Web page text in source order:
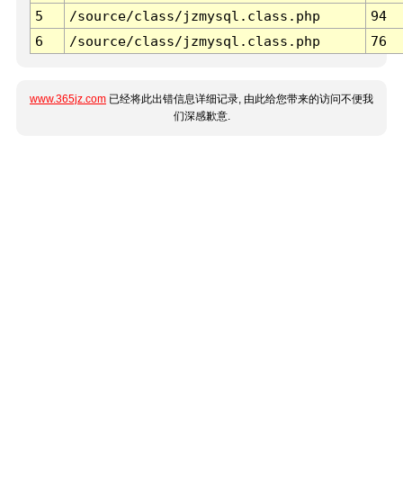
5
/source/class/jzmysql.class.php
94
6
/source/class/jzmysql.class.php 76
www.365jz.com 已经将此出错信息详细记录, 由此给您带来的访问不便我
们深感歉意.